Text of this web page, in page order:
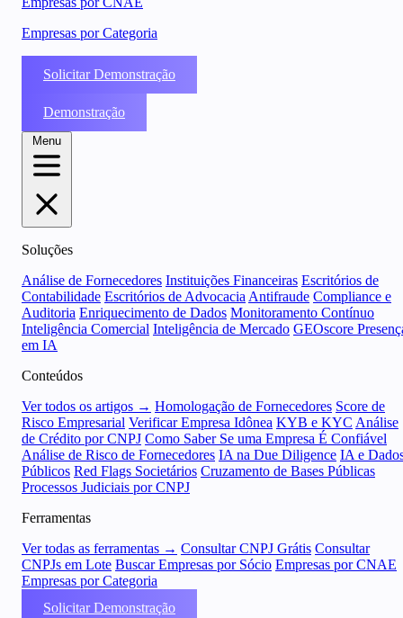
Empresas por Categoria
Solicitar Demonstração
Demonstração
Menu
Soluções
Análise de Fornecedores Instituições Financeiras Escritórios de
Contabilidade Escritórios de Advocacia Antifraude Compliance e
Auditoria Enriquecimento de Dados Monitoramento Contínuo
Inteligência Comercial Inteligência de Mercado GEOscore
em IA
Conteúdos
Ver todos os artigos → Homologação de Fornecedores Score de
Risco Empresarial Verificar Empresa Idônea KYB e KYC Análise
de Crédito por CNPJ Como Saber Se uma Empresa É Confiável
Análise de Risco de Fornecedores IA na Due Diligence IA e
Públicos Red Flags Societários Cruzamento de Bases Públicas
Processos Judiciais por CNPJ
Ferramentas
Ver todas as ferramentas → Consultar CNPJ Grátis Consultar
CNPJs em Lote Buscar Empresas por Sócio Empresas por CNAE
Empresas por Categoria
Solicitar Demonstração